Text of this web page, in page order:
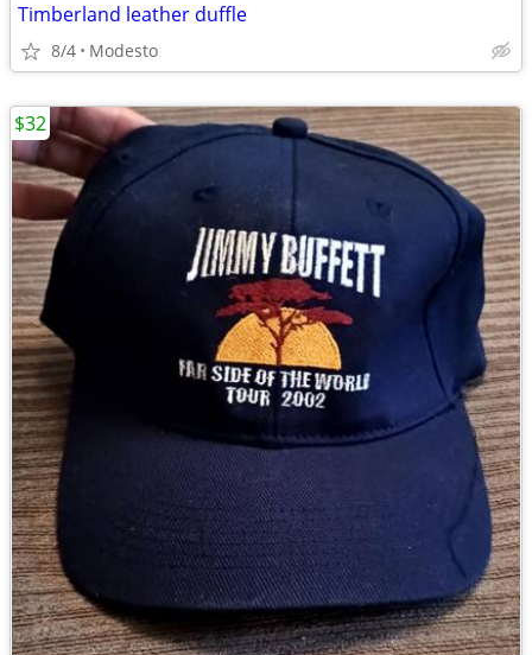
Timberland leather duffle
8/4 Modesto
$32